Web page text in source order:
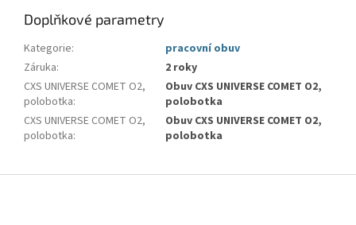
Doplňkové parametry
Kategorie:
pracovní obuv
Záruka:
2 roky
CXS UNIVERSE COMET O2,
polobotka:
Obuv CXS UNIVERSE COMET O2,
polobotka
CXS UNIVERSE COMET O2,
polobotka:
Obuv CXS UNIVERSE COMET O2,
polobotka